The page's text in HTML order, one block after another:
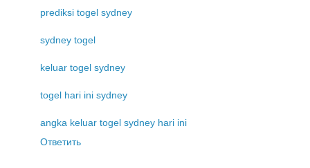
prediksi togel sydney
sydney togel
keluar togel sydney
togel hari ini sydney
angka keluar togel sydney hari ini
Ответить